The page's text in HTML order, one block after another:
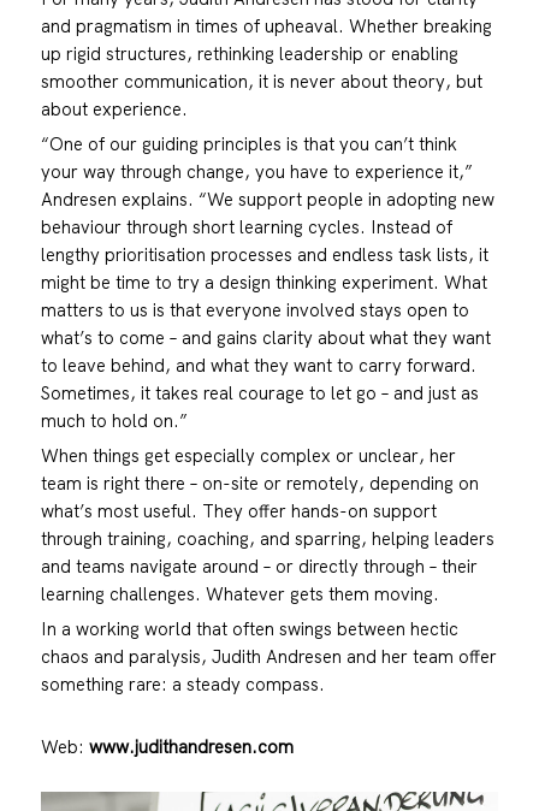
and pragmatism in times of upheaval. Whether breaking
up rigid structures, rethinking leadership or enabling
smoother communication, it is never about theory, but
about experience.
“One of our guiding principles is that you can’t think
your way through change, you have to experience it,”
Andresen explains. “We support people in adopting new
behaviour through short learning cycles. Instead of
lengthy prioritisation processes and endless task lists, it
might be time to try a design thinking experiment. What
matters to us is that everyone involved stays open to
what’s to come – and gains clarity about what they want
to leave behind, and what they want to carry forward.
Sometimes, it takes real courage to let go – and just as
much to hold on.”
When things get especially complex or unclear, her
team is right there – on-site or remotely, depending on
what’s most useful. They offer hands-on support
through training, coaching, and sparring, helping leaders
and teams navigate around – or directly through – their
learning challenges. Whatever gets them moving.
In a working world that often swings between hectic
chaos and paralysis, Judith Andresen and her team offer
something rare: a steady compass.
Web: www.judithandresen.com